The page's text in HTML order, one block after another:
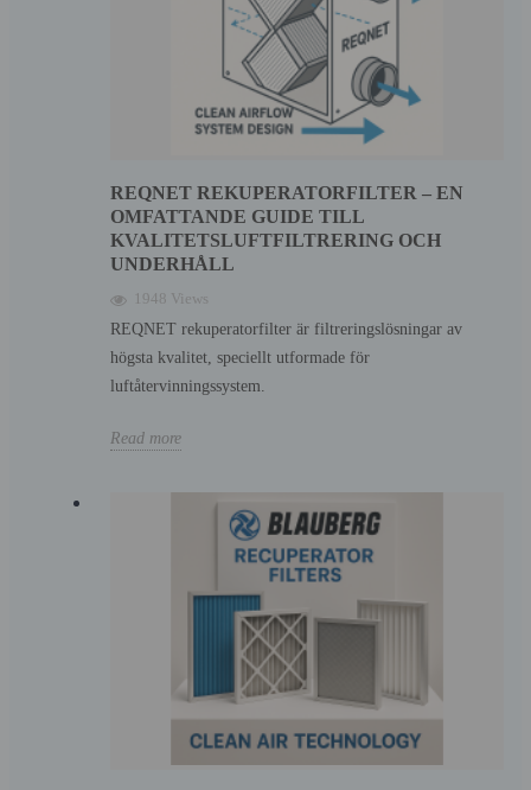
REQNET REKUPERATORFILTER – EN
OMFATTANDE GUIDE TILL
KVALITETSLUFTFILTRERING OCH
UNDERHÅLL
1948 Views
REQNET rekuperatorfilter är filtreringslösningar av
högsta kvalitet, speciellt utformade för
luftåtervinningssystem.
Read more